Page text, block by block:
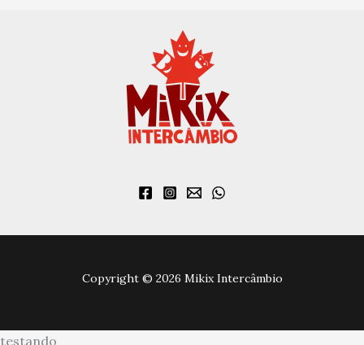
Copyright © 2026 Mikix Intercâmbio
testando